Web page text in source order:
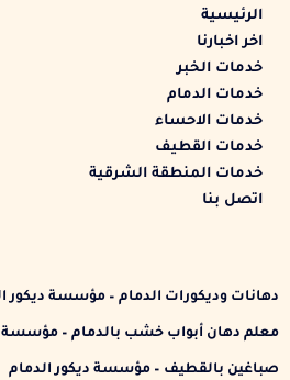
الرئيسية
اخر اخبارنا
خدمات الخبر
خدمات الدمام
خدمات الاحساء
خدمات القطيف
خدمات المنطقة الشرقية
اتصل بنا
دهانات وديكورات الدمام – مؤسسة ديكور
معلم دهان أبواب خشب بالدمام – مؤسسة
صباغين بالقطيف – مؤسسة ديكور الدمام